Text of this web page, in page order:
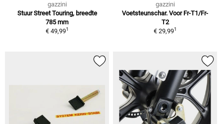
gazzini
Stuur Street Touring, breedte
785 mm
€ 49,991
gazzini
Voetsteunschar. Voor Fr-T1/Fr-
T2
€ 29,991